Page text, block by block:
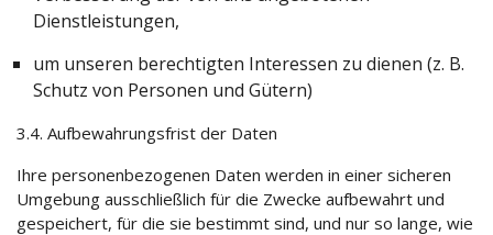
Dienstleistungen,
um unseren berechtigten Interessen zu dienen (z. B.
Schutz von Personen und Gütern)
3.4. Aufbewahrungsfrist der Daten
Ihre personenbezogenen Daten werden in einer sicheren
Umgebung ausschließlich für die Zwecke aufbewahrt und
gespeichert, für die sie bestimmt sind, und nur so lange, wie